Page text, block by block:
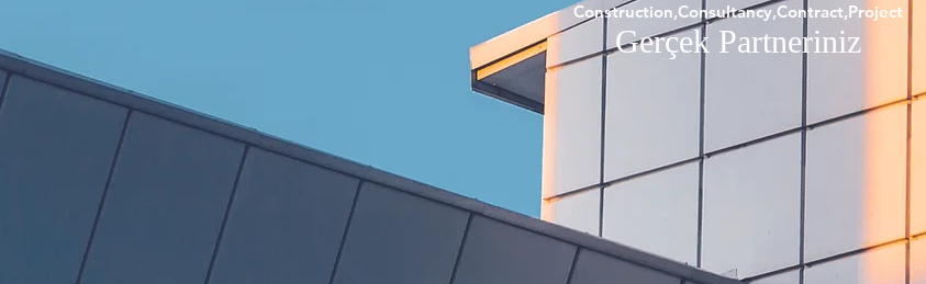
Construction,Consultancy,Contract,Project
Gerçek Partneriniz